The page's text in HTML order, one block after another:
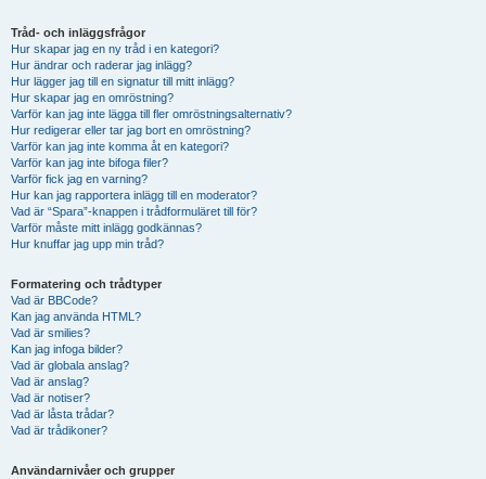
Tråd- och inläggsfrågor
Hur skapar jag en ny tråd i en kategori?
Hur ändrar och raderar jag inlägg?
Hur lägger jag till en signatur till mitt inlägg?
Hur skapar jag en omröstning?
Varför kan jag inte lägga till fler omröstningsalternativ?
Hur redigerar eller tar jag bort en omröstning?
Varför kan jag inte komma åt en kategori?
Varför kan jag inte bifoga filer?
Varför fick jag en varning?
Hur kan jag rapportera inlägg till en moderator?
Vad är “Spara”-knappen i trådformuläret till för?
Varför måste mitt inlägg godkännas?
Hur knuffar jag upp min tråd?
Formatering och trådtyper
Vad är BBCode?
Kan jag använda HTML?
Vad är smilies?
Kan jag infoga bilder?
Vad är globala anslag?
Vad är anslag?
Vad är notiser?
Vad är låsta trådar?
Vad är trådikoner?
Användarnivåer och grupper